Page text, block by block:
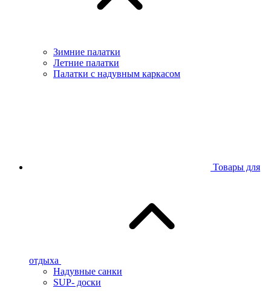
Зимние палатки
Летние палатки
Палатки с надувным каркасом
Товары для
отдыха
Надувные санки
SUP- доски